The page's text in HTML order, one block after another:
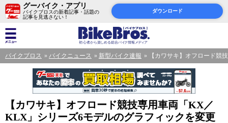
グーバイク・アプリ
バイクブロスの新着記事・話題の
記事を見逃さない！
ダウンロード
バイクブロス バイクニュース 新型バイク速報 【カワサキ】オフロード競
【カワサキ】オフロード競技専用車両「KX／
KLX」シリーズ6モデルのグラフィックを変更